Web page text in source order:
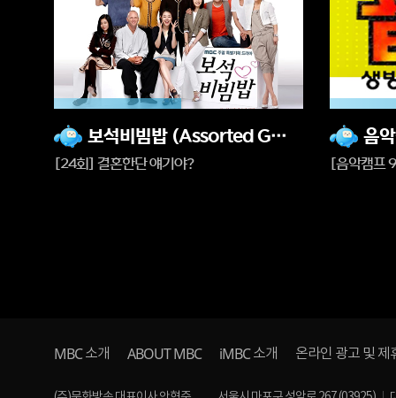
보석비빔밥 (Assorted Gems)
[24회] 결혼한단 얘기야?
51%
재
중
[음악캠프
85%
재
중
MBC소개 ABOUT MBC iMBC소개 온라인 광고 및 제